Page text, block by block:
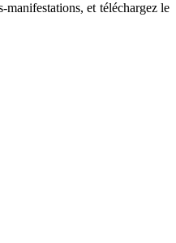
manifestations, et téléchargez le